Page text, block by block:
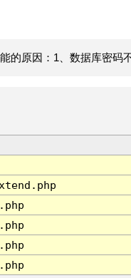
的原因：1、数据库密码